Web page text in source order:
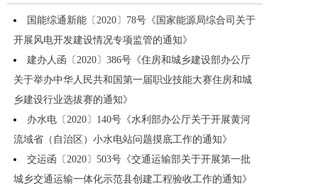
国能综通新能〔2020〕78号《国家能源局综合司关于
开展风电开发建设情况专项监管的通知》
建办人函〔2020〕386号《住房和城乡建设部办公厅
关于举办中华人民共和国第一届职业技能大赛住房和城
乡建设行业选拔赛的通知》
办水电〔2020〕140号《水利部办公厅关于开展黄河
流域省（自治区）小水电站问题摸底工作的通知》
交运函〔2020〕503号《交通运输部关于开展第一批
城乡交通运输一体化示范县创建工程验收工作的通知》